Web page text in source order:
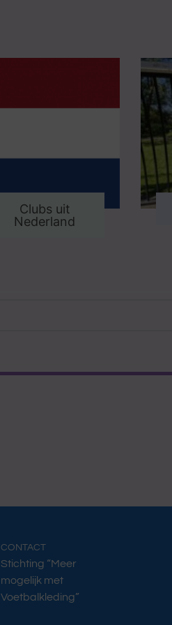
Clubs uit
Nederland
CONTACT
Stichting “Meer
mogelijk met
Voetbalkleding”